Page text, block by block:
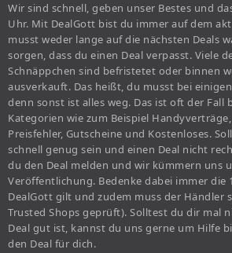
Wir sind schnell, geben unser Bestes und
Uhr. Mit DealGott bist du immer auf dem
musst weder lange auf die nächsten Deals
sorgen, dass du einen Deal verpasst. Viele
Schnäppchen sind befristetet oder binnen
ausverkauft. Das heißt, du musst bei
denn sonst ist alles weg. Das ist oft der Fall
Kategorien wie zum Beispiel
Preisfehler, Gutscheine und Kostenloses.
schnell genug sein und einen Deal nicht
du den Deal melden und wir kümmern uns
Veröffentlichung. Bedenke dabei immer die
DealGott gilt und zudem muss der Händler
Trusted Shops geprüft). Solltest du dir mal
Deal gut ist, kannst du uns gerne um Hilfe
den Deal für dich.